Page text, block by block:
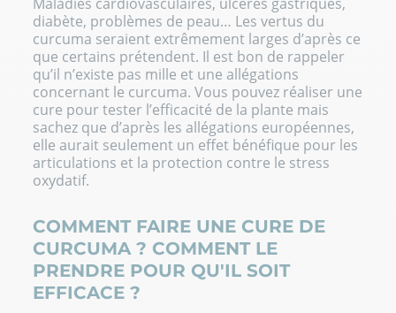
diabète, problèmes de peau… Les vertus du
curcuma seraient extrêmement larges d’après ce
que certains prétendent. Il est bon de rappeler
qu’il n’existe pas mille et une allégations
concernant le curcuma. Vous pouvez réaliser une
cure pour tester l’efficacité de la plante mais
sachez que d’après les allégations européennes,
elle aurait seulement un effet bénéfique pour les
articulations et la protection contre le stress
oxydatif.
COMMENT FAIRE UNE CURE DE
CURCUMA ? COMMENT LE
PRENDRE POUR QU'IL SOIT
EFFICACE ?